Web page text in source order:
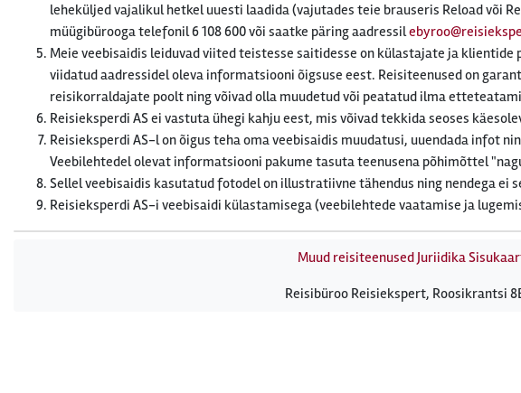
leheküljed vajalikul hetkel uuesti laadida (vajutades teie brauseris Reload või
müügibürooga telefonil 6 108 600 või saatke päring aadressil
Meie veebisaidis leiduvad viited teistesse saitidesse on külastajate ja
viidatud aadressidel oleva informatsiooni õigsuse eest. Reisiteenused on
reisikorraldajate poolt ning võivad olla muudetud või peatatud ilma
Reisieksperdi AS ei vastuta ühegi kahju eest, mis võivad tekkida seoses
Reisieksperdi AS-l on õigus teha oma veebisaidis muudatusi, uuendada infot
Veebilehtedel olevat informatsiooni pakume tasuta teenusena põhimõttel
Sellel veebisaidis kasutatud fotodel on illustratiivne tähendus ning nendega ei
Reisieksperdi AS-i veebisaidi külastamisega (veebilehtede vaatamise ja
Muud reisiteenusedJuriidika
Reisibüroo Reisiekspert, Roosikrantsi